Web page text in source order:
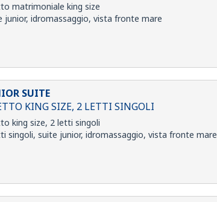
matrimoniale king size
junior, idromassaggio, vista fronte mare
SUITE
KING SIZE, 2 LETTI SINGOLI
king size, 2 letti singoli
singoli, suite junior, idromassaggio, vista fronte mare